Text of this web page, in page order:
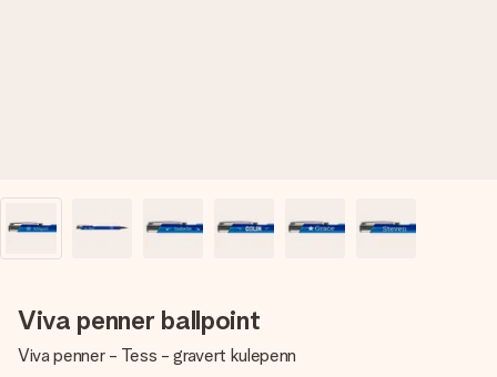
Viva penner ballpoint
Viva penner - Tess - gravert kulepenn